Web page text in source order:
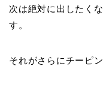
次は絶対に出したくな
す。
それがさらにチーピ